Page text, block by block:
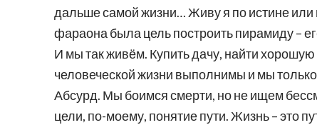
дальше самой жизни… Живу я по истине или
фараона была цель построить пирамиду –
И мы так живём. Купить дачу, найти
человеческой жизни выполнимы и мы
Абсурд. Мы боимся смерти, но не ищем
цели, по-моему, понятие пути. Жизнь – это